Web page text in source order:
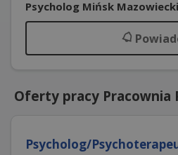
Psycholog Mińsk
Oferty pracy Pracownia
Psycholog/